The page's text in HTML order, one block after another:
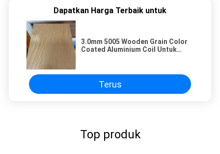
Dapatkan Harga Terbaik untuk
3.0mm 5005 Wooden Grain Color
Coated Aluminium Coil Untuk
Terus
Top produk